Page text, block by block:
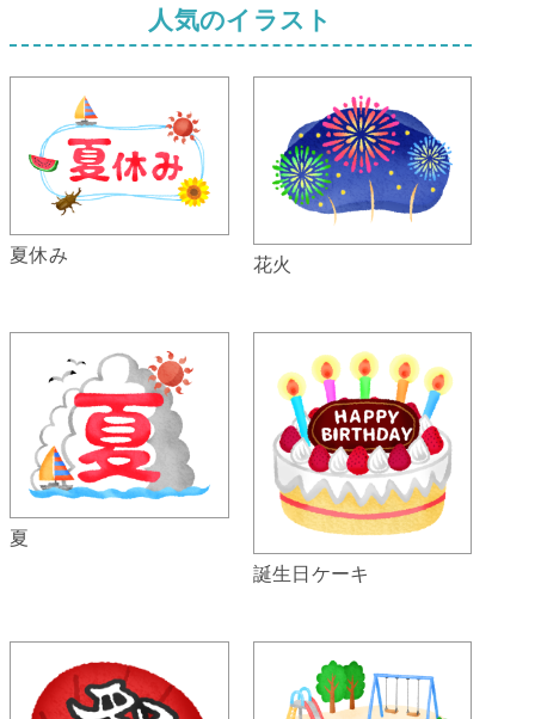
人気のイラスト
夏休み 花火
夏
誕生日ケーキ